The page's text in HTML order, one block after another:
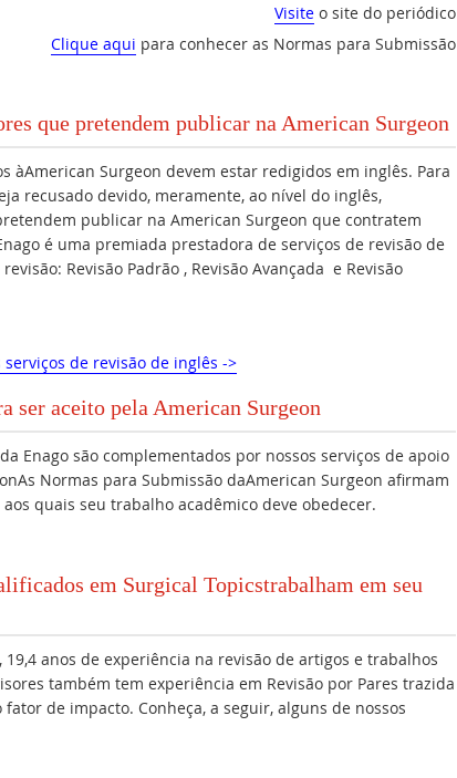
Visite o site do periódico
Clique aqui para conhecer as Normas para Submissão
que pretendem publicar na American Surgeon
àAmerican Surgeon devem estar redigidos em inglês. Para
recusado devido, meramente, ao nível do inglês,
publicar na American Surgeon que contratem
é uma premiada prestadora de serviços de revisão de
Revisão Padrão , Revisão Avançada e Revisão
de revisão de inglês ->
ser aceito pela American Surgeon
Enago são complementados por nossos serviços de apoio
Normas para Submissão daAmerican Surgeon afirmam
quais seu trabalho acadêmico deve obedecer.
em Surgical Topicstrabalham em seu
anos de experiência na revisão de artigos e trabalhos
também tem experiência em Revisão por Pares trazida
de impacto. Conheça, a seguir, alguns de nossos